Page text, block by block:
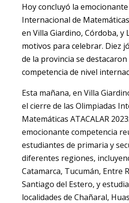
Hoy concluyó la
Internacional de Matemáticas
en Villa Giardino, Córdoba, y
motivos para celebrar. Diez
de la provincia se destacaron
competencia de nivel
Esta mañana, en Villa
el cierre de las Olimpiadas
Matemáticas ATACALAR
emocionante competencia
estudiantes de primaria y
diferentes regiones,
Catamarca, Tucumán, Entre
Santiago del Estero, y
localidades de Chañaral,